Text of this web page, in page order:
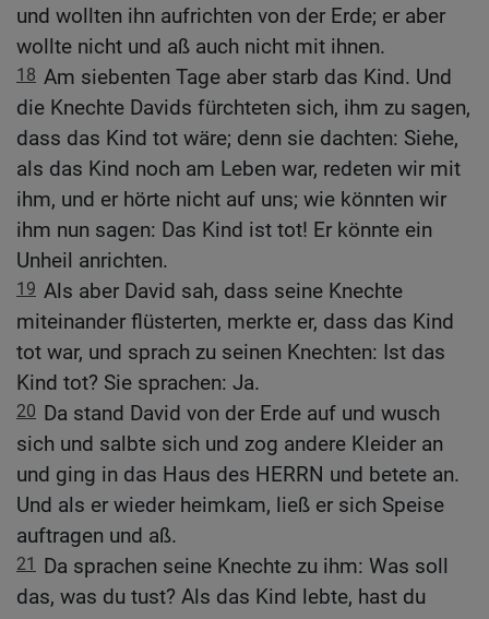
und wollten ihn aufrichten von der Erde; er aber
wollte nicht und aß auch nicht mit ihnen.
18 Am siebenten Tage aber starb das Kind. Und
die Knechte Davids fürchteten sich, ihm zu sagen,
dass das Kind tot wäre; denn sie dachten: Siehe,
als das Kind noch am Leben war, redeten wir mit
ihm, und er hörte nicht auf uns; wie könnten wir
ihm nun sagen: Das Kind ist tot! Er könnte ein
Unheil anrichten.
19 Als aber David sah, dass seine Knechte
miteinander flüsterten, merkte er, dass das Kind
tot war, und sprach zu seinen Knechten: Ist das
Kind tot? Sie sprachen: Ja.
20 Da stand David von der Erde auf und wusch
sich und salbte sich und zog andere Kleider an
und ging in das Haus des HERRN und betete an.
Und als er wieder heimkam, ließ er sich Speise
auftragen und aß.
21
Da sprachen seine Knechte zu ihm: Was soll
das, was du tust? Als das Kind lebte, hast du